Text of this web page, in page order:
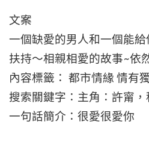
文案
一個缺愛的男人和一個能
扶持～相親相愛的故事~依
內容標籤： 都市情緣 情有
搜索關鍵字：主角：許甯，
一句話簡介：很愛很愛你